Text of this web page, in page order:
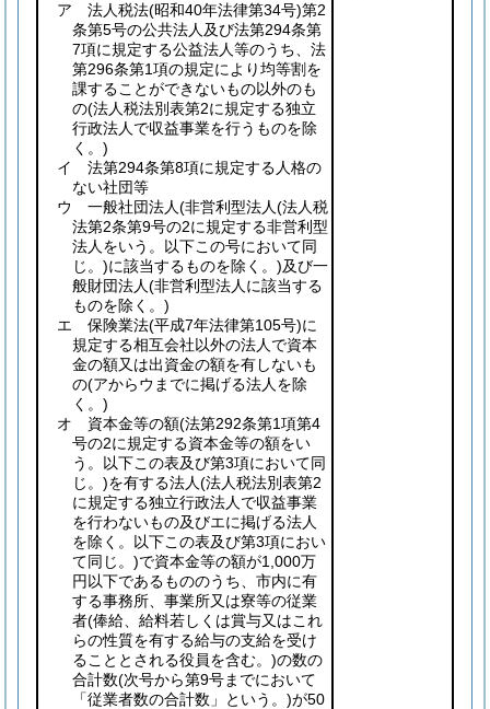
ア 法人税法(昭和40年法律第34号)第2
条第5号の公共法人及び法第294条第
7項に規定する公益法人等のうち、法
第296条第1項の規定により均等割を
課することができないもの以外のも
の(法人税法別表第2に規定する独立
行政法人で収益事業を行うものを除
く。)
イ 法第294条第8項に規定する人格の
ない社団等
ウ 一般社団法人(非営利型法人(法人税
法第2条第9号の2に規定する非営利型
法人をいう。以下この号において同
じ。)に該当するものを除く。)及び一
般財団法人(非営利型法人に該当する
ものを除く。)
エ 保険業法(平成7年法律第105号)に
規定する相互会社以外の法人で資本
金の額又は出資金の額を有しないも
の(アからウまでに掲げる法人を除
く。)
オ 資本金等の額(法第292条第1項第4
号の2に規定する資本金等の額をい
う。以下この表及び第3項において同
じ。)を有する法人(法人税法別表第2
に規定する独立行政法人で収益事業
を行わないもの及びエに掲げる法人
を除く。以下この表及び第3項におい
て同じ。)で資本金等の額が1,000万
円以下であるもののうち、市内に有
する事務所、事業所又は寮等の従業
者(俸給、給料若しくは賞与又はこれ
らの性質を有する給与の支給を受け
ることとされる役員を含む。)の数の
合計数(次号から第9号までにおいて
「従業者数の合計数」という。)が50